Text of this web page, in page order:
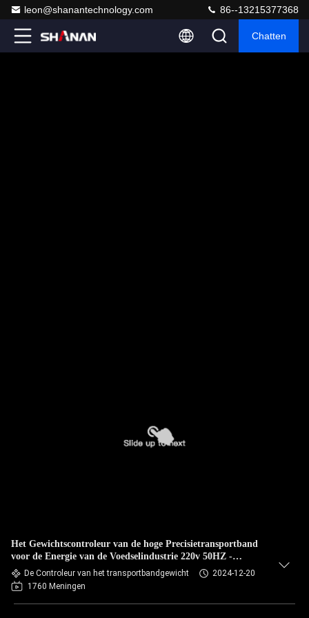
leon@shanantechnology.com 86--13215377368
Chatten
Het Gewichtscontroleur van de hoge Precisietransportband
voor de Energie van de Voedselindustrie 220v 50HZ -
besparing
De Controleur van het transportbandgewicht
2024-12-20
1760 Meningen